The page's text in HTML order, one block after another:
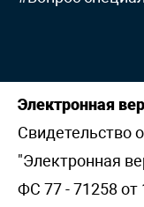
Электронная
Свидетельство
"Электронная
ФС 77 - 71258 от